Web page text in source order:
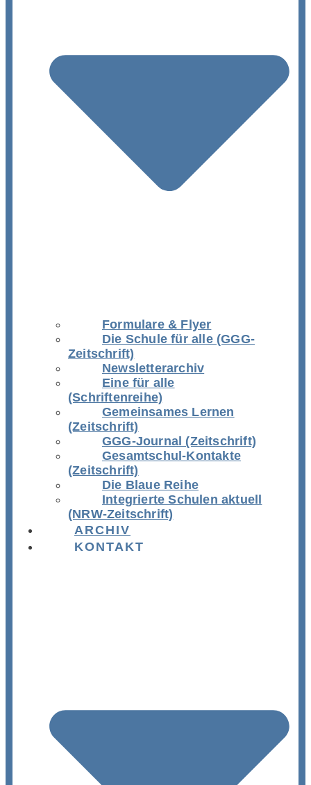
Formulare & Flyer
Die Schule für alle (GGG-
Zeitschrift)
Newsletterarchiv
Eine für alle
(Schriftenreihe)
Gemeinsames Lernen
(Zeitschrift)
GGG-Journal (Zeitschrift)
Gesamtschul-Kontakte
(Zeitschrift)
Die Blaue Reihe
Integrierte Schulen aktuell
(NRW-Zeitschrift)
ARCHIV
KONTAKT